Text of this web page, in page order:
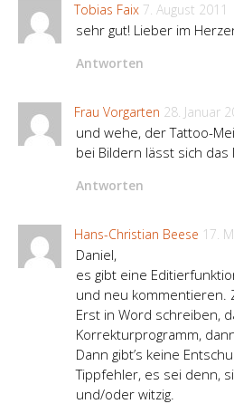
Tobias Faix 7. August 2011
sehr gut! Lieber im
Antworten
Frau Vorgarten 28. Januar
und wehe, der Tattoo-
bei Bildern lässt sich
Antworten
Hans-Christian Beese 17.
Daniel,
es gibt eine
und neu kommentieren.
Erst in Word schreiben,
Korrekturprogramm,
Dann gibt’s keine
Tippfehler, es sei denn,
und/oder witzig.